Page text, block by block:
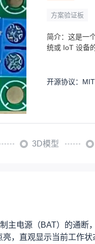
方案验证板
简介： 这是一
统或 IoT 设备
开源协议：
3D模型
主电源（BAT）的通断
，直观显示当前工作状